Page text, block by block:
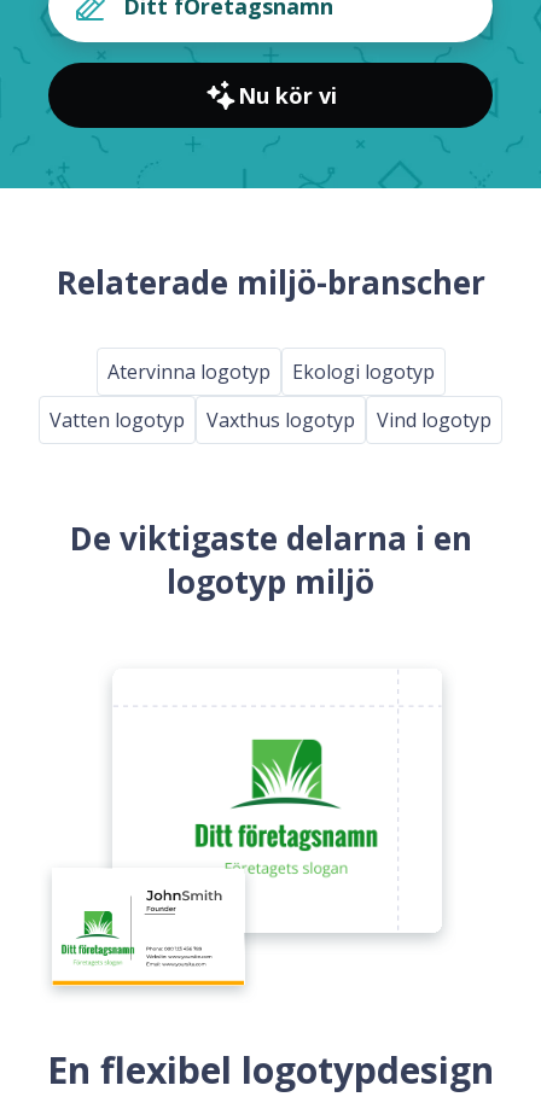
Nu kör vi
Relaterade miljö-branscher
Atervinna logotyp
Ekologi logotyp
Vatten logotyp
Vaxthus logotyp Vind logotyp
De viktigaste delarna i en
logotyp miljö
En flexibel logotypdesign